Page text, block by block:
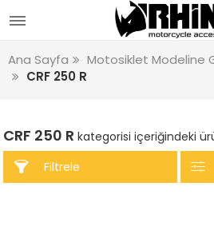
Ana Sayfa Motosiklet Modeline
CRF 250 R
CRF 250 R kategorisi içeriğindeki
Filtrele